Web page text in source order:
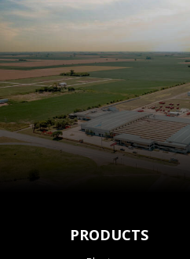
PRODUCTS